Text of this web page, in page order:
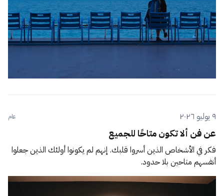
٩ يوليو ٢٠٢٦ عام
عن فن ألا تكون متاحًا للجميع
فكر في الأشخاص الذين أسروا قلبك. إنهم لم يكونوا أولئك الذين جعلوا
أنفسهم متاحين بلا حدود.